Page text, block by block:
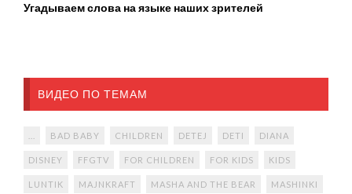
Угадываем слова на языке наших зрителей
ВИДЕО ПО ТЕМАМ
BAD BABY CHILDREN DETEJ DETI DIANA
DISNEY FFGTV FOR CHILDREN FOR KIDS KIDS
LUNTIK MAJNKRAFT MASHA AND THE BEAR MASHINKI